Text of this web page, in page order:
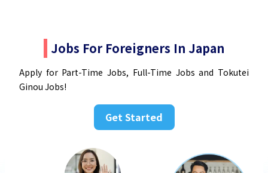
Jobs For Foreigners In Japan
Apply for Part-Time Jobs, Full-Time Jobs and Tokutei
Ginou Jobs!
Get Started